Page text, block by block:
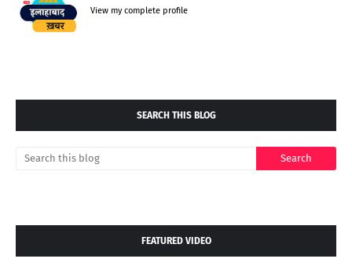
View my complete profile
SEARCH THIS BLOG
FEATURED VIDEO